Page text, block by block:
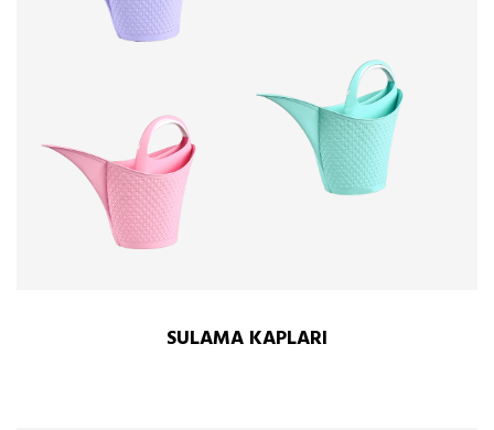
SULAMA KAPLARI